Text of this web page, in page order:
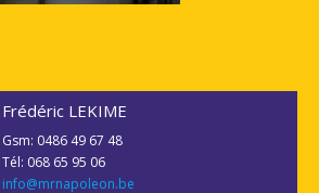
Frédéric LEKIME
Gsm: 0486 49 67 48
Tél: 068 65 95 06
info@mrnapoleon.be